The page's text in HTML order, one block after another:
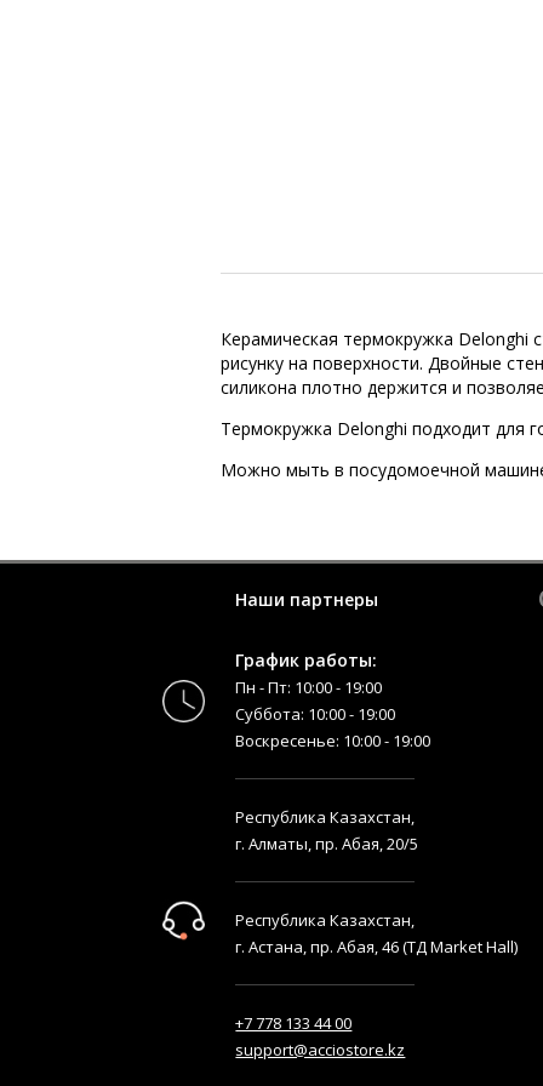
Керамическая термокружка Delonghi
рисунку на поверхности. Двойные
силикона плотно держится и
Термокружка Delonghi подходит для
Можно мыть в посудомоечной
Наши партнеры
График работы:
Пн - Пт: 10:00 - 19:00
Суббота: 10:00 - 19:00
Воскресенье: 10:00 - 19:00
Республика Казахстан,
г. Алматы, пр. Абая, 20/5
Республика Казахстан,
г. Астана, пр. Абая, 46 (ТД Market Hall)
+7 778 133 44 00
support@acciostore.kz